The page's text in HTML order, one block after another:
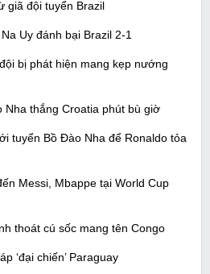
giã đội tuyển Brazil
Uy đánh bại Brazil 2-1
bị phát hiện mang kẹp nướng
Nha thắng Croatia phút bù giờ
tuyển Bồ Đào Nha để Ronaldo tỏa
Messi, Mbappe tại World Cup
thoát cú sốc mang tên Congo
‘đại chiến’ Paraguay